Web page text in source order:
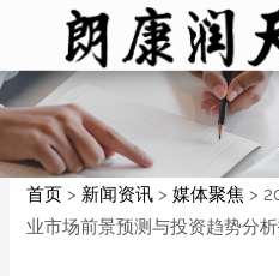
首页 > 新闻资讯 >媒体聚焦 >
业市场前景预测与投资趋势分